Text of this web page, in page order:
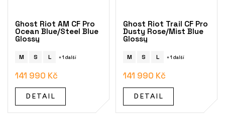
Ghost Riot AM CF Pro
Ocean Blue/Steel Blue
Glossy
M S L + 1 další
141 990 Kč
DETAIL
Ghost Riot Trail CF Pro
Dusty Rose/Mist Blue
Glossy
M S L + 1 další
141 990 Kč
DETAIL